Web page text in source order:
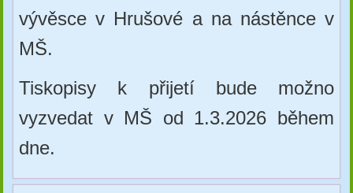
vývěsce v Hrušové a na nástěnce v
MŠ.
Tiskopisy k přijetí bude možno
vyzvedat v MŠ od 1.3.2026 během
dne.